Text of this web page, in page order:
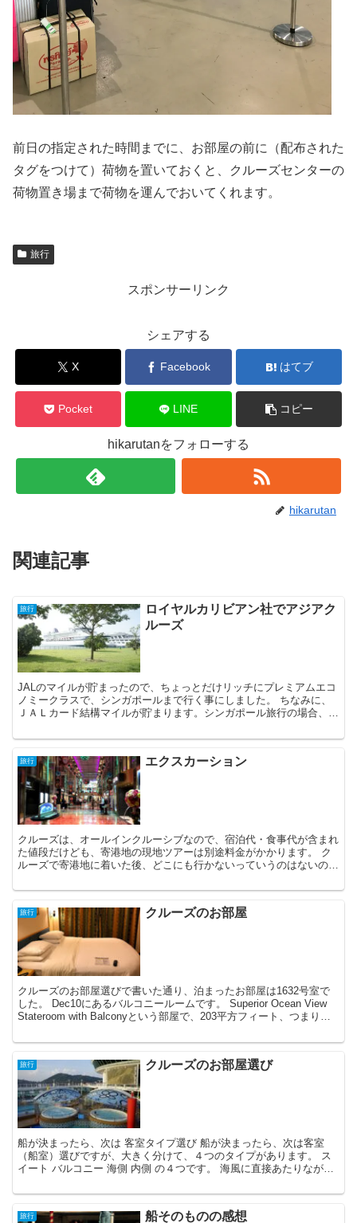
前日の指定された時間までに、お部屋の前に（配布された
タグをつけて）荷物を置いておくと、クルーズセンターの
荷物置き場まで荷物を運んでおいてくれます。
旅行
スポンサーリンク
シェアする
X Facebook はてブ
Pocket LINE コピー
hikarutanをフォローする
hikarutan
関連記事
旅行
ロイヤルカリビアン社でアジアク
ルーズ
JALのマイルが貯まったので、ちょっとだけリッチにプレミアムエコ
ノミークラスで、シンガポールまで行く事にしました。 ちなみに、
ＪＡＬカード結構マイルが貯まります。シンガポール旅行の場合、
旅行 エクスカーション
クルーズは、オールインクルーシブなので、宿泊代・食事代が含まれ
た値段だけども、寄港地の現地ツアーは別途料金がかかります。 ク
ルーズで寄港地に着いた後、どこにも行かないっていうのはないの
旅行 クルーズのお部屋
クルーズのお部屋選びで書いた通り、泊まったお部屋は1632号室で
した。 Dec10にあるバルコニールームです。 Superior Ocean View
Stateroom with Balconyという部屋で、203平方フィート、つまり
旅行 クルーズのお部屋選び
船が決まったら、次は 客室タイプ選び 船が決まったら、次は客室
（船室）選びですが、大きく分けて、４つのタイプがあります。 ス
イート バルコニー 海側 内側 の４つです。 海風に直接あたりなが
旅行 船そのものの感想